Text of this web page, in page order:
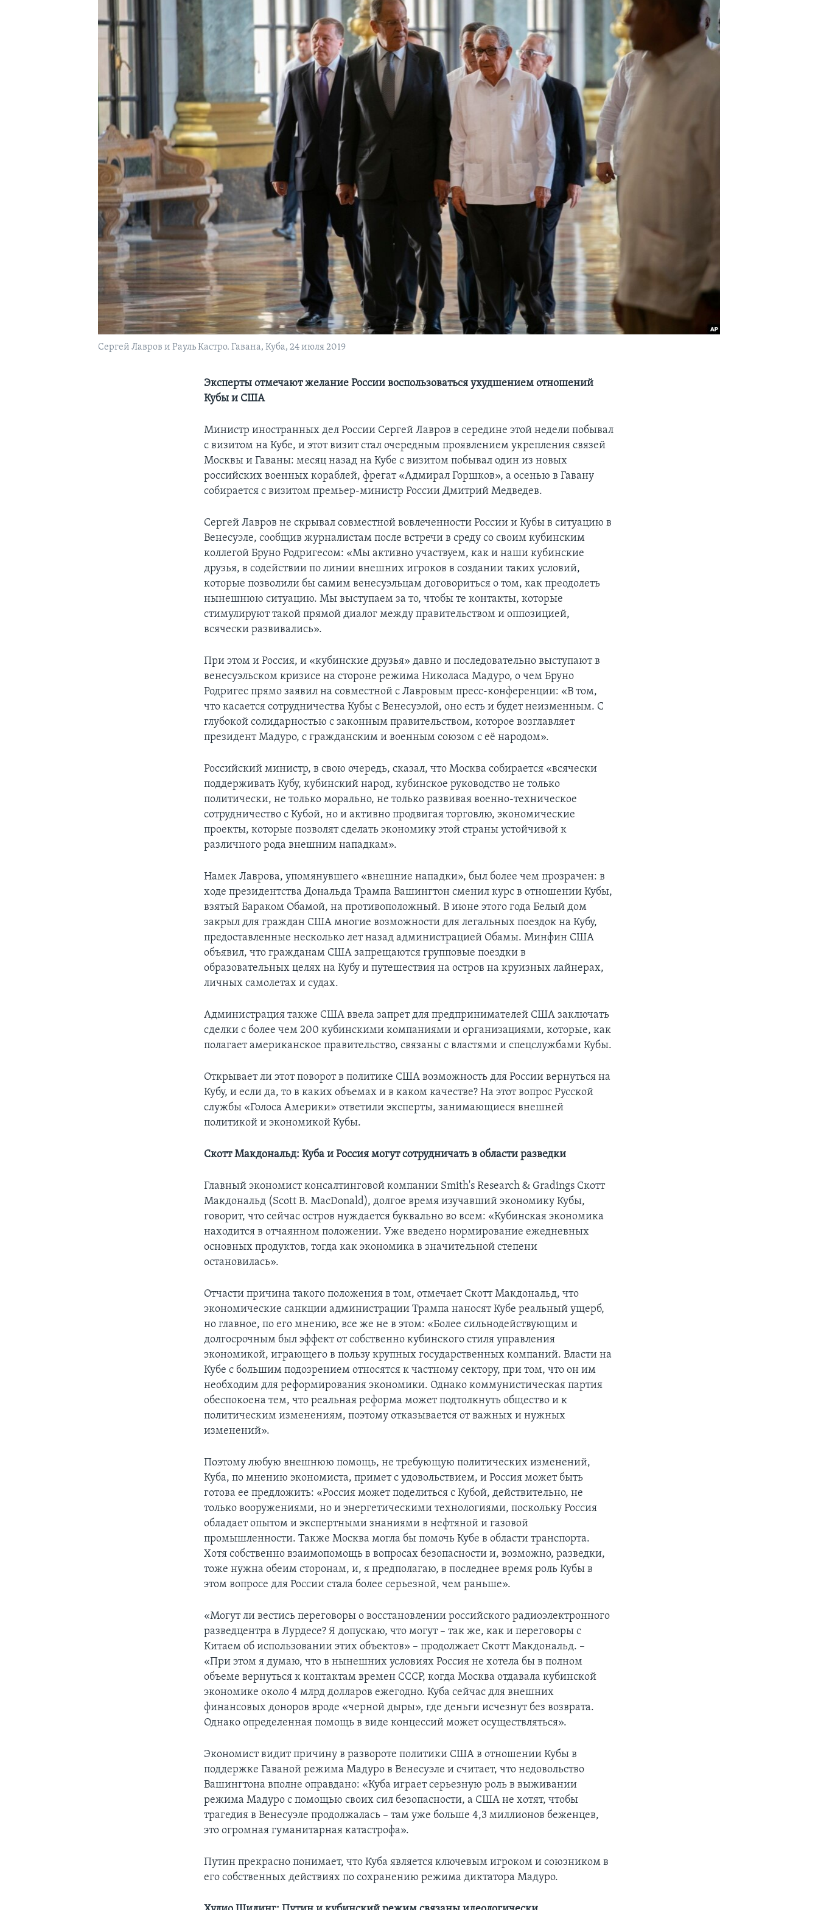
Сергей Лавров и Рауль Кастро. Гавана, Куба, 24 июля 2019
Эксперты отмечают желание России воспользоваться ухудшением отношений
Кубы и США
Министр иностранных дел России Сергей Лавров в середине этой недели побывал
с визитом на Кубе, и этот визит стал очередным проявлением укрепления связей
Москвы и Гаваны: месяц назад на Кубе с визитом побывал один из новых
российских военных кораблей, фрегат «Адмирал Горшков», а осенью в Гавану
собирается с визитом премьер-министр России Дмитрий Медведев.
Сергей Лавров не скрывал совместной вовлеченности России и Кубы в ситуацию в
Венесуэле, сообщив журналистам после встречи в среду со своим кубинским
коллегой Бруно Родригесом: «Мы активно участвуем, как и наши кубинские
друзья, в содействии по линии внешних игроков в создании таких условий,
которые позволили бы самим венесуэльцам договориться о том, как преодолеть
нынешнюю ситуацию. Мы выступаем за то, чтобы те контакты, которые
стимулируют такой прямой диалог между правительством и оппозицией,
всячески развивались».
При этом и Россия, и «кубинские друзья» давно и последовательно выступают в
венесуэльском кризисе на стороне режима Николаса Мадуро, о чем Бруно
Родригес прямо заявил на совместной с Лавровым пресс-конференции: «В том,
что касается сотрудничества Кубы с Венесуэлой, оно есть и будет неизменным. С
глубокой солидарностью с законным правительством, которое возглавляет
президент Мадуро, с гражданским и военным союзом с её народом».
Российский министр, в свою очередь, сказал, что Москва собирается «всячески
поддерживать Кубу, кубинский народ, кубинское руководство не только
политически, не только морально, не только развивая военно-техническое
сотрудничество с Кубой, но и активно продвигая торговлю, экономические
проекты, которые позволят сделать экономику этой страны устойчивой к
различного рода внешним нападкам».
Намек Лаврова, упомянувшего «внешние нападки», был более чем прозрачен: в
ходе президентства Дональда Трампа Вашингтон сменил курс в отношении Кубы,
взятый Бараком Обамой, на противоположный. В июне этого года Белый дом
закрыл для граждан США многие возможности для легальных поездок на Кубу,
предоставленные несколько лет назад администрацией Обамы. Минфин США
объявил, что гражданам США запрещаются групповые поездки в
образовательных целях на Кубу и путешествия на остров на круизных лайнерах,
личных самолетах и судах.
Администрация также США ввела запрет для предпринимателей США заключать
сделки с более чем 200 кубинскими компаниями и организациями, которые, как
полагает американское правительство, связаны с властями и спецслужбами Кубы.
Открывает ли этот поворот в политике США возможность для России вернуться на
Кубу, и если да, то в каких объемах и в каком качестве? На этот вопрос Русской
службы «Голоса Америки» ответили эксперты, занимающиеся внешней
политикой и экономикой Кубы.
Скотт Макдональд: Куба и Россия могут сотрудничать в области разведки
Главный экономист консалтинговой компании Smith's Research & Gradings Скотт
Макдональд (Scott B. MacDonald), долгое время изучавший экономику Кубы,
говорит, что сейчас остров нуждается буквально во всем: «Кубинская экономика
находится в отчаянном положении. Уже введено нормирование ежедневных
основных продуктов, тогда как экономика в значительной степени
остановилась».
Отчасти причина такого положения в том, отмечает Скотт Макдональд, что
экономические санкции администрации Трампа наносят Кубе реальный ущерб,
но главное, по его мнению, все же не в этом: «Более сильнодействующим и
долгосрочным был эффект от собственно кубинского стиля управления
экономикой, играющего в пользу крупных государственных компаний. Власти на
Кубе с большим подозрением относятся к частному сектору, при том, что он им
необходим для реформирования экономики. Однако коммунистическая партия
обеспокоена тем, что реальная реформа может подтолкнуть общество и к
политическим изменениям, поэтому отказывается от важных и нужных
изменений».
Поэтому любую внешнюю помощь, не требующую политических изменений,
Куба, по мнению экономиста, примет с удовольствием, и Россия может быть
готова ее предложить: «Россия может поделиться с Кубой, действительно, не
только вооружениями, но и энергетическими технологиями, поскольку Россия
обладает опытом и экспертными знаниями в нефтяной и газовой
промышленности. Также Москва могла бы помочь Кубе в области транспорта.
Хотя собственно взаимопомощь в вопросах безопасности и, возможно, разведки,
тоже нужна обеим сторонам, и, я предполагаю, в последнее время роль Кубы в
этом вопросе для России стала более серьезной, чем раньше».
«Могут ли вестись переговоры о восстановлении российского радиоэлектронного
разведцентра в Лурдесе? Я допускаю, что могут – так же, как и переговоры с
Китаем об использовании этих объектов» – продолжает Скотт Макдональд. –
«При этом я думаю, что в нынешних условиях Россия не хотела бы в полном
объеме вернуться к контактам времен СССР, когда Москва отдавала кубинской
экономике около 4 млрд долларов ежегодно. Куба сейчас для внешних
финансовых доноров вроде «черной дыры», где деньги исчезнут без возврата.
Однако определенная помощь в виде концессий может осуществляться».
Экономист видит причину в развороте политики США в отношении Кубы в
поддержке Гаваной режима Мадуро в Венесуэле и считает, что недовольство
Вашингтона вполне оправдано: «Куба играет серьезную роль в выживании
режима Мадуро с помощью своих сил безопасности, а США не хотят, чтобы
трагедия в Венесуэле продолжалась – там уже больше 4,3 миллионов беженцев,
это огромная гуманитарная катастрофа».
Путин прекрасно понимает, что Куба является ключевым игроком и союзником в
его собственных действиях по сохранению режима диктатора Мадуро.